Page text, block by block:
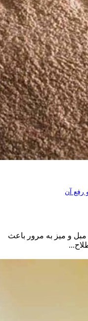
رفع آن
مبل و میز به ‌مرور باعث